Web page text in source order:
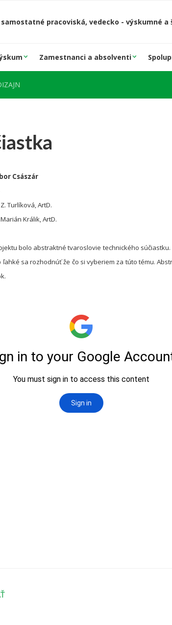
pracoviská, vedecko - výskumné
Zamestnanci a absolventi
Császár
Turlíková, ArtD.
Králik, ArtD.
bolo abstraktné tvaroslovie technického
ľahké sa rozhodnúť že čo si vyberiem za túto tému.